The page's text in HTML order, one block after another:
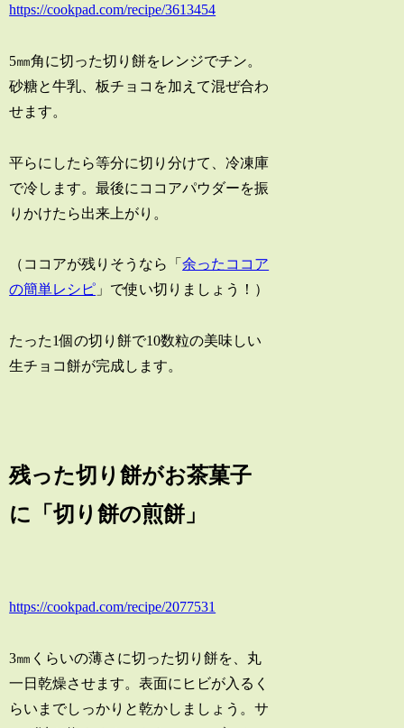
https://cookpad.com/recipe/3613454
5㎜角に切った切り餅をレンジでチン。
砂糖と牛乳、板チョコを加えて混ぜ合わ
せます。
平らにしたら等分に切り分けて、冷凍庫
で冷します。最後にココアパウダーを振
りかけたら出来上がり。
（ココアが残りそうなら「余ったココア
の簡単レシピ 」で使い切りましょう！）
たった1個の切り餅で10数粒の美味しい
生チョコ餅が完成します。
残った切り餅がお茶菓子
に「切り餅の煎餅」
https://cookpad.com/recipe/2077531
3㎜くらいの薄さに切った切り餅を、丸
一日乾燥させます。表面にヒビが入るく
らいまでしっかりと乾かしましょう。サ